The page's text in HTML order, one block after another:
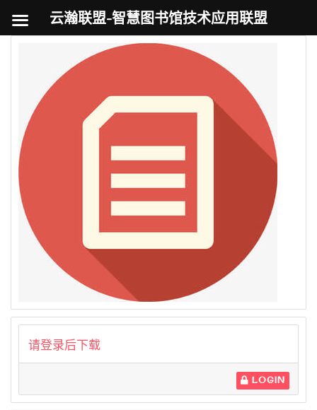
请登录后下载
LOGIN
云瀚联盟-智慧图书馆技术应用联盟